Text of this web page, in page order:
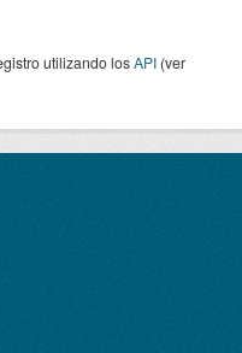
utilizando losAPI (ver